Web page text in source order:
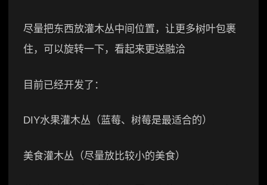
尽量把东西放灌木丛中间位置，让更多树叶包裹
住，可以旋转一下，看起来更送融洽
目前已经开发了：
DIY水果灌木丛（蓝莓、树莓是最适合的）
美食灌木丛（尽量放比较小的美食）